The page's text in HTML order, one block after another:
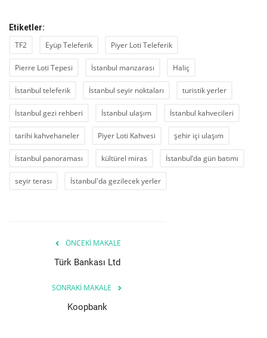
Etiketler:
TF2 Eyüp Teleferik Piyer Loti Teleferik
Pierre Loti Tepesi İstanbul manzarası Haliç
İstanbul teleferik İstanbul seyir noktaları turistik yerler
İstanbul gezi rehberi İstanbul ulaşım İstanbul kahvecileri
tarihi kahvehaneler Piyer Loti Kahvesi şehir içi ulaşım
İstanbul panoraması kültürel miras İstanbul’da gün batımı
seyir terası İstanbul'da gezilecek yerler
ÖNCEKI MAKALE
Türk Bankası Ltd
SONRAKI MAKALE
Koopbank